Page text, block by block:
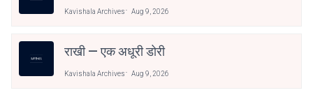
Kavishala Archives Aug 9, 2026
राखी — एक अधूरी डोरी
Kavishala Archives Aug 9, 2026